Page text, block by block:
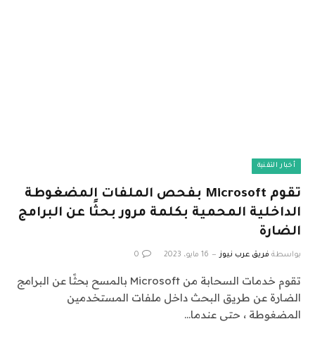
أخبار التقنية
تقوم Microsoft بفحص الملفات المضغوطة
الداخلية المحمية بكلمة مرور بحثًا عن البرامج
الضارة
بواسطة فريق عرب نيوز 16 مايو، 2023 0
تقوم خدمات السحابة من Microsoft بالمسح بحثًا عن البرامج
الضارة عن طريق البحث داخل ملفات المستخدمين
المضغوطة ، حتى عندما…